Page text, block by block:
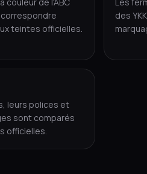
teintes officielles.
des
leurs polices et
sont comparés
officielles.